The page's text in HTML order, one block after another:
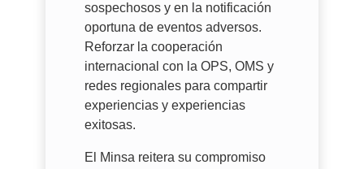
sospechosos y en la notificación
oportuna de eventos adversos.
Reforzar la cooperación
internacional con la OPS, OMS y
redes regionales para compartir
experiencias y experiencias
exitosas.
El Minsa reitera su compromiso